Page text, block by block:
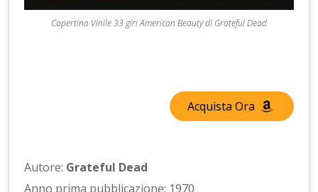
Copertina Vinile 33 giri American Beauty di Grateful Dead
Acquista Ora
Autore: Grateful Dead
Anno prima pubblicazione: 1970